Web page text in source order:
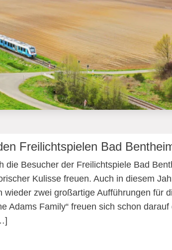
Freilichtspielen Bad
die Besucher der Freilichtspiele Bad
Kulisse freuen. Auch in diesem
wieder zwei großartige Aufführungen für
Adams Family“ freuen sich schon